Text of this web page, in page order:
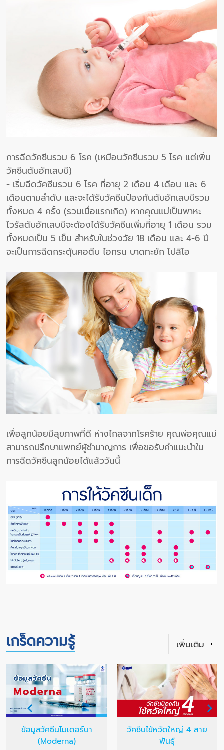
การฉีดวัคซีนรวม 6 โรค (เหมือนวัคซีนรวม 5 โรค แต่เพิ่ม
วัคซีนตับอักเสบบี)
- เริ่มฉีดวัคซีนรวม 6 โรค ที่อายุ 2 เดือน 4 เดือน และ 6
เดือนตามลำดับ และจะได้รับวัคซีนป้องกันตับอักเสบบีรวม
ทั้งหมด 4 ครั้ง (รวมเมื่อแรกเกิด) หากคุณแม่เป็นพาหะ
ไวรัสตับอักเสบบีจะต้องได้รับวัคซีนเพิ่มที่อายุ 1 เดือน รวม
ทั้งหมดเป็น 5 เข็ม สำหรับในช่วงวัย 18 เดือน และ 4-6 ปี
จะเป็นการฉีดกระตุ้นคอตีบ ไอกรน บาดทะยัก โปลิโอ
เพื่อลูกน้อยมีสุขภาพที่ดี ห่างไกลจากโรคร้าย คุณพ่อคุณแม่
สามารถปรึกษาแพทย์ผู้ชำนาญการ เพื่อขอรับคำแนะนำใน
การฉีดวัคซีนลูกน้อยได้แล้ววันนี้
เกร็ดความรู้ เพิ่มเติม
ข้อมูลวัคซีนโมเดอร์นา
(Moderna)
วัคซีนไข้หวัดใหญ่ 4 สาย
พันธุ์